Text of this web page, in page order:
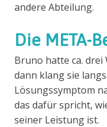
andere Abteilung.
Die META-
Bruno hatte ca. drei
dann klang sie
Lösungssymptom
das dafür spricht,
seiner Leistung ist.